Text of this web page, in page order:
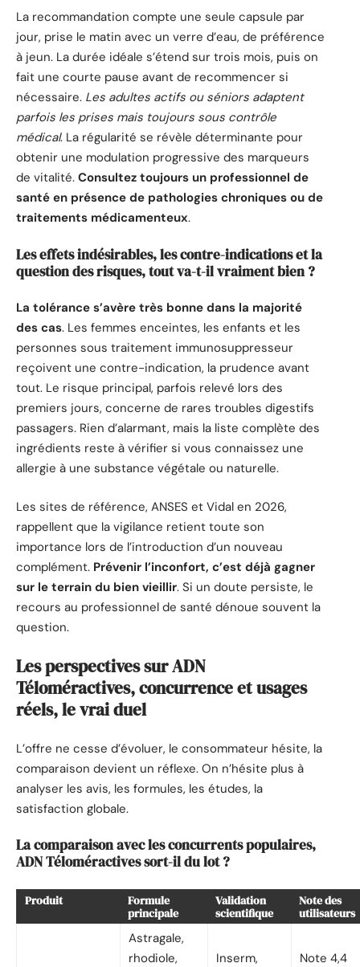
La recommandation compte une seule capsule par
jour, prise le matin avec un verre d’eau, de préférence
à jeun. La durée idéale s’étend sur trois mois, puis on
fait une courte pause avant de recommencer si
nécessaire. Les adultes actifs ou séniors adaptent
parfois les prises mais toujours sous contrôle
médical. La régularité se révèle déterminante pour
obtenir une modulation progressive des marqueurs
de vitalité. Consultez toujours un professionnel de
santé en présence de pathologies chroniques ou de
traitements médicamenteux.
Les effets indésirables, les contre-indications et la
question des risques, tout va-t-il vraiment bien ?
La tolérance s’avère très bonne dans la majorité
des cas. Les femmes enceintes, les enfants et les
personnes sous traitement immunosuppresseur
reçoivent une contre-indication, la prudence avant
tout. Le risque principal, parfois relevé lors des
premiers jours, concerne de rares troubles digestifs
passagers. Rien d’alarmant, mais la liste complète des
ingrédients reste à vérifier si vous connaissez une
allergie à une substance végétale ou naturelle.
Les sites de référence, ANSES et Vidal en 2026,
rappellent que la vigilance retient toute son
importance lors de l’introduction d’un nouveau
complément. Prévenir l’inconfort, c’est déjà gagner
sur le terrain du bien vieillir. Si un doute persiste, le
recours au professionnel de santé dénoue souvent la
question.
Les perspectives sur ADN
Téloméractives, concurrence et usages
réels, le vrai duel
L’offre ne cesse d’évoluer, le consommateur hésite, la
comparaison devient un réflexe. On n’hésite plus à
analyser les avis, les formules, les études, la
satisfaction globale.
La comparaison avec les concurrents populaires,
ADN Téloméractives sort-il du lot ?
Produit
Formule
principale
Validation
scientifique
Note des
utilisateurs
Astragale,
rhodiole,
Inserm,
Note 4,4